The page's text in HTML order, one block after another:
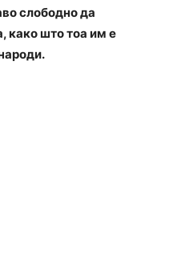
слободно да
како што тоа им е